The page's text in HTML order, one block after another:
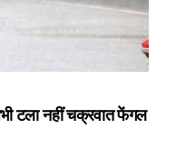
टला नहीं चक्रवात फेंगल